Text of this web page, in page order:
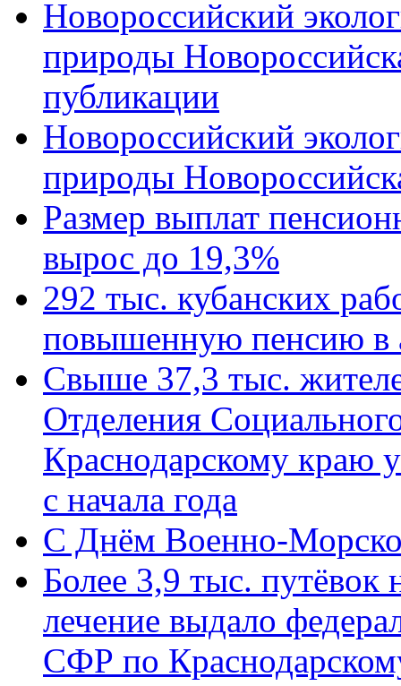
Новороссийский
природы
публикации
Новороссийский
природы
Размер выплат
вырос до 19,3%
292 тыс. кубанских
повышенную пенсию в
Свыше 37,3 тыс.
Отделения
Краснодарскому краю
с начала года
C Днём Военно-
Более 3,9 тыс. путёвок
лечение выдало
СФР по